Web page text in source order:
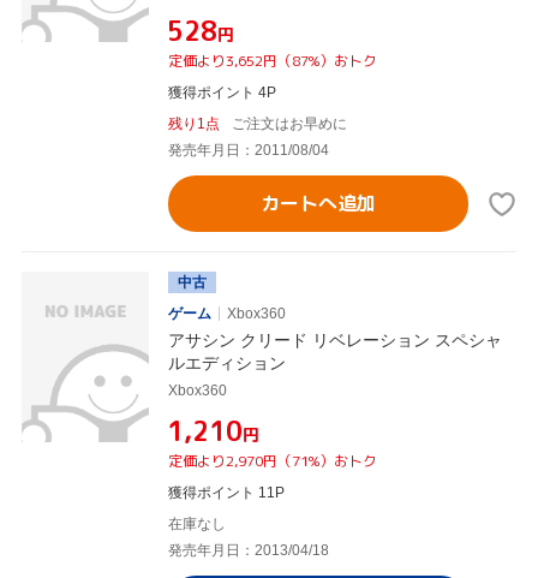
¥528円
定価より3,652円（87%）おトク
獲得ポイント 4P
残り1点
ご注文はお早めに
発売年月日：2011/08/04
カートへ追加
中古
ゲーム
Xbox360
アサシン クリード リベレーション スペシャ
ルエディション
Xbox360
¥1,210円
定価より2,970円（71%）おトク
獲得ポイント 11P
在庫なし
発売年月日：2013/04/18